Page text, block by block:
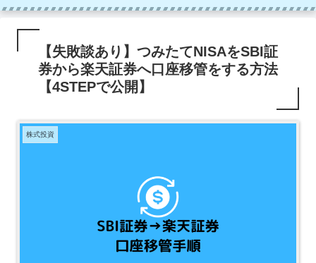
【失敗談あり】つみたてNISAをSBI証
券から楽天証券へ口座移管をする方法
【4STEPで公開】
株式投資